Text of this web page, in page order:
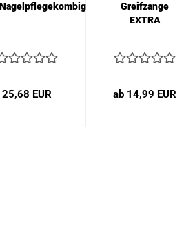
Nagelpflegekombigerät
25,68 EUR
Greifzange
EXTRA
ab 14,99 EUR